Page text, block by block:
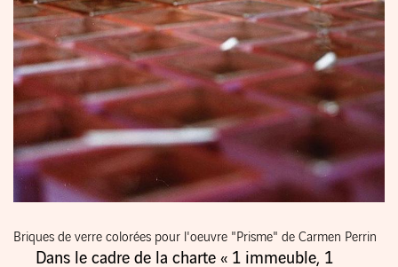
Dans le cadre de la charte « 1 immeuble, 1
Briques de verre colorées pour l'oeuvre "Prisme" de Carmen Perrin